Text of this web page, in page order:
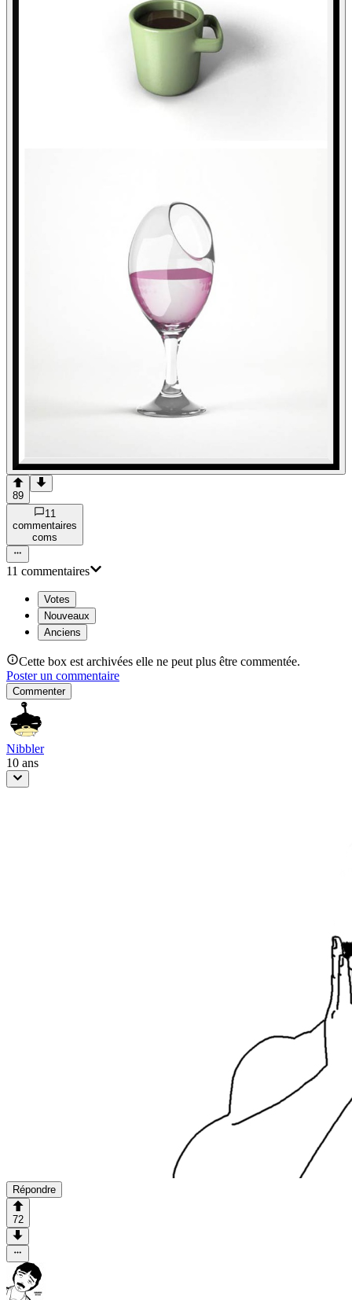
89
11
commentaires
coms
11 commentaires
Votes
Nouveaux
Anciens
Cette box est archivées elle ne peut plus être commentée.
Poster un commentaire
Commenter
Nibbler
10 ans
Répondre
72